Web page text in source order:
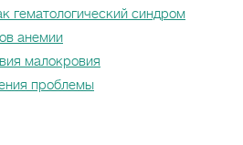
гематологический синдром
анемии
малокровия
проблемы